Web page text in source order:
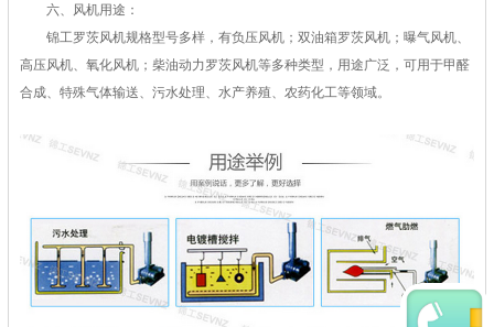
六、风机用途：
锦工罗茨风机规格型号多样，有负压风机；双油箱罗茨风机；曝气风机、
高压风机、氧化风机；柴油动力罗茨风机等多种类型，用途广泛，可用于甲醛
合成、特殊气体输送、污水处理、水产养殖、农药化工等领域。